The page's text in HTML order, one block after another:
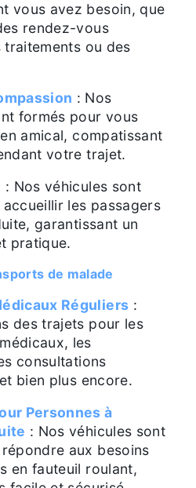
vous avez besoin, que
rendez-vous
traitements ou des
: Nos
formés pour vous
amical, compatissant
votre trajet.
: Nos véhicules sont
les passagers
garantissant un
pratique.
de malade
Réguliers :
des trajets pour les
les
consultations
bien plus encore.
Personnes à
: Nos véhicules sont
aux besoins
en fauteuil roulant,